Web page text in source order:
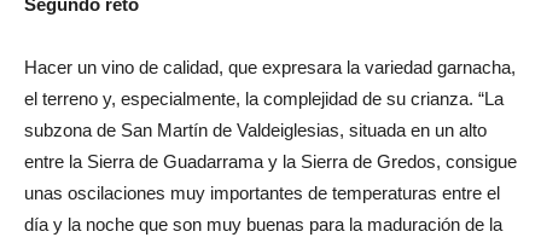
Hacer un vino de calidad, que expresara la variedad garnacha,
el terreno y, especialmente, la complejidad de su crianza. “La
subzona de San Martín de Valdeiglesias, situada en un alto
entre la Sierra de Guadarrama y la Sierra de Gredos, consigue
unas oscilaciones muy importantes de temperaturas entre el
día y la noche que son muy buenas para la maduración de la